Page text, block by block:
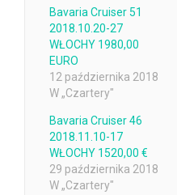
Bavaria Cruiser 51
2018.10.20-27
WŁOCHY 1980,00
EURO
12 października 2018
W „Czartery"
Bavaria Cruiser 46
2018.11.10-17
WŁOCHY 1520,00 €
29 października 2018
W „Czartery"